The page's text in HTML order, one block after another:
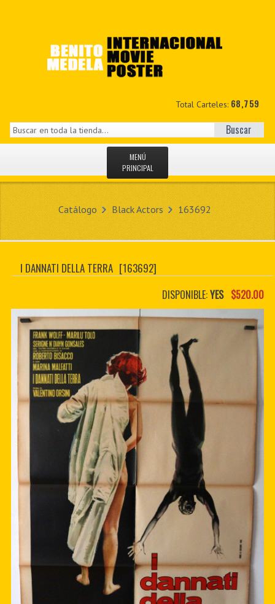
Total Carteles: 68,759
Buscar
MENÚ
PRINCIPAL
MIS DATOS
CONTACTO
CUSTOM PDF
Catálogo Black Actors 163692
I DANNATI DELLA TERRA [163692]
DISPONIBLE:YES $520.00